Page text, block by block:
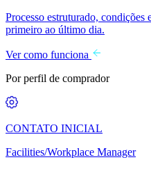
Processo estruturado, condições
primeiro ao último dia.
Ver como funciona
Por perfil de comprador
CONTATO INICIAL
Facilities/Workplace Manager